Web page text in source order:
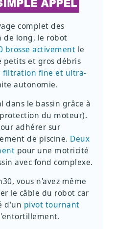
complet des
de long, le robot
brosse activement le
petits et gros débris
filtration fine et ultra-
autonomie.
dans le bassin grâce à
du moteur).
adhérer sur
de piscine. Deux
pour une motricité
avec fond complexe.
vous n'avez même
le câble du robot car
d'un pivot tournant